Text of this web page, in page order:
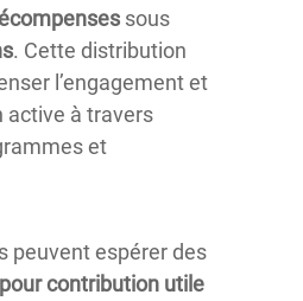
sous
. Cette distribution
l’engagement et
active à travers
et
peuvent espérer des
contribution utile